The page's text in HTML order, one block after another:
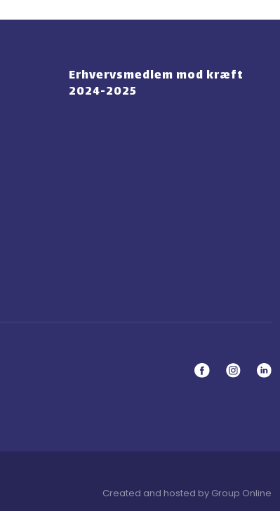
Erhvervsmedlem mod ​kræft
2024-2025
Created and hosted by Group Online